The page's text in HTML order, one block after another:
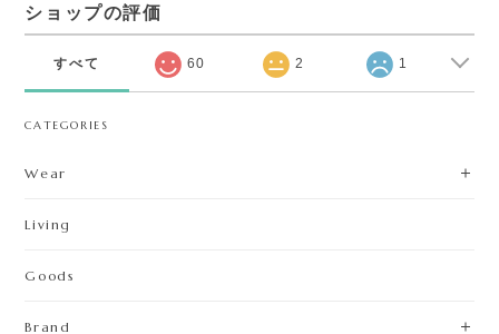
ショップの評価
すべて 60 2 1
CATEGORIES
Wear
Living
Goods
Brand